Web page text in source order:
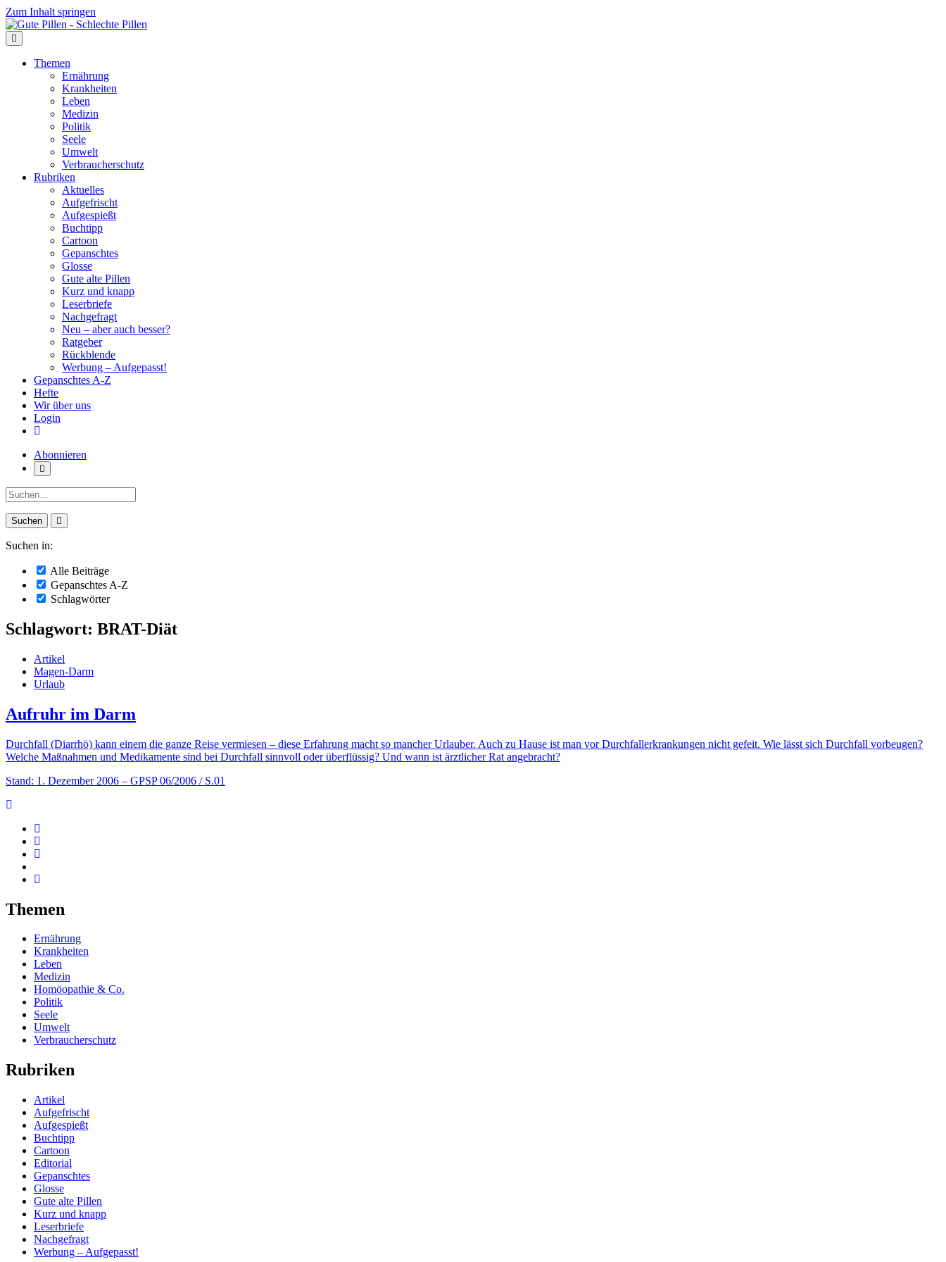
Zum Inhalt springen
Themen
Ernährung
Krankheiten
Leben
Medizin
Politik
Seele
Umwelt
Verbraucherschutz
Rubriken
Aktuelles
Aufgefrischt
Aufgespießt
Buchtipp
Cartoon
Gepanschtes
Glosse
Gute alte Pillen
Kurz und knapp
Leserbriefe
Nachgefragt
Neu – aber auch besser?
Ratgeber
Rückblende
Werbung – Aufgepasst!
Gepanschtes A-Z
Hefte
Wir über uns
Login
Abonnieren
Suche:
Suchen in:
Alle Beiträge
Gepanschtes A-Z
Schlagwörter
Schlagwort: BRAT-Diät
Artikel
Magen-Darm
Urlaub
Aufruhr im Darm
Durchfall (Diarrhö) kann einem die ganze Reise vermiesen – diese Erfahrung macht so mancher Urlauber. Auch zu Hause ist man vor Durchfallerkrankungen nicht gefeit. Wie lässt sich Durchfall vorbeugen?
Welche Maßnahmen und Medikamente sind bei Durchfall sinnvoll oder überflüssig? Und wann ist ärztlicher Rat angebracht?
Stand: 1. Dezember 2006 – GPSP 06/2006 / S.01
Themen
Ernährung
Krankheiten
Leben
Medizin
Homöopathie & Co.
Politik
Seele
Umwelt
Verbraucherschutz
Rubriken
Artikel
Aufgefrischt
Aufgespießt
Buchtipp
Cartoon
Editorial
Gepanschtes
Glosse
Gute alte Pillen
Kurz und knapp
Leserbriefe
Nachgefragt
Werbung – Aufgepasst!